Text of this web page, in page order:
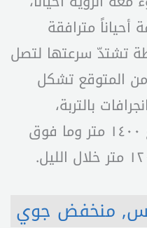
أحياناً مترافقة
تشتدّ سرعتها لتصل
ومن المتوقع تشكل
بالتربة،
تتساقط الثلوج على ارتفاع ١٤٠٠ متر وما فوق
, منخفض جوي